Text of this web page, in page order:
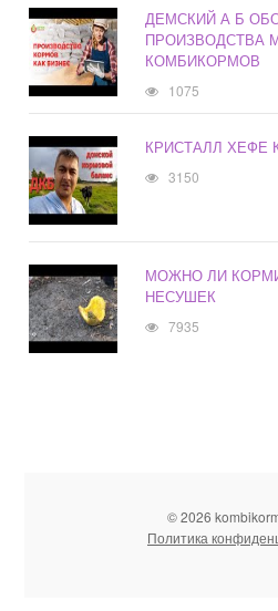
ДЕМСКИЙ А Б
ПРОИЗВОДСТВА
КОМБИКОРМОВ
1075
КРИСТАЛЛ ХЕФЕ
3150
МОЖНО ЛИ
НЕСУШЕК
7935
© 2026
Политика